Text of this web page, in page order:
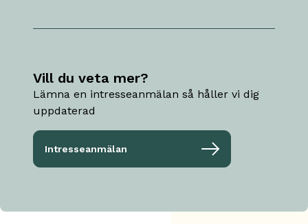
Vill du veta mer?
Lämna en intresseanmälan så håller vi dig
uppdaterad
Intresseanmälan